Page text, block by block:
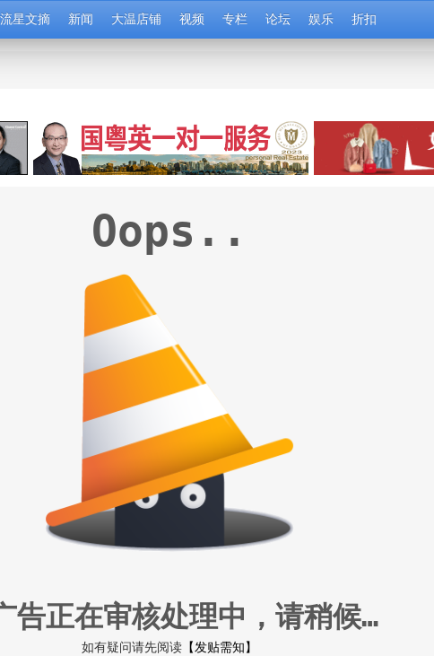
流星文摘 新闻 大温店铺 视频 专栏 论坛 娱乐 折扣
Oops..
告正在审核处理中，请稍候…
如有疑问请先阅读【发贴需知】